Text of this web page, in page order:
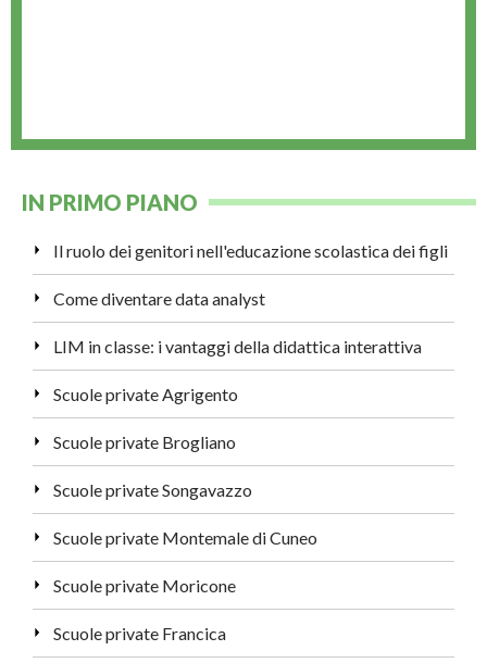
IN PRIMO PIANO
Il ruolo dei genitori nell'educazione scolastica dei figli
Come diventare data analyst
LIM in classe: i vantaggi della didattica interattiva
Scuole private Agrigento
Scuole private Brogliano
Scuole private Songavazzo
Scuole private Montemale di Cuneo
Scuole private Moricone
Scuole private Francica